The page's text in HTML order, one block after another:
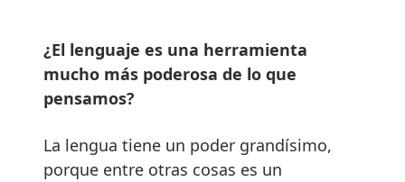
¿El lenguaje es una herramienta
mucho más poderosa de lo que
pensamos?
La lengua tiene un poder grandísimo,
porque entre otras cosas es un